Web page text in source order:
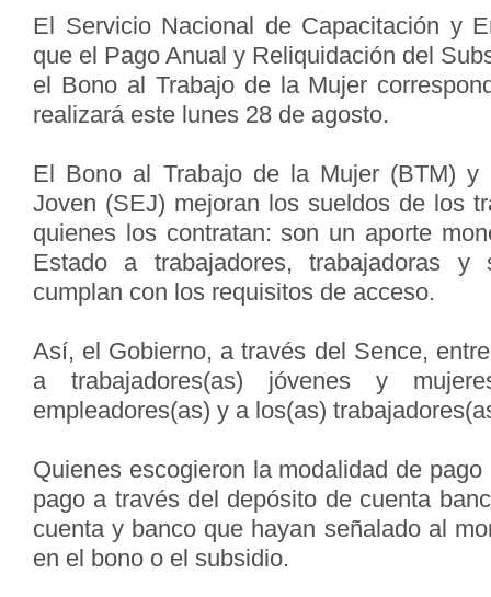
El Servicio Nacional de Capacitación y
que el Pago Anual y Reliquidación del
el Bono al Trabajo de la Mujer
realizará este lunes 28 de agosto.
El Bono al Trabajo de la Mujer (BTM) y
Joven (SEJ) mejoran los sueldos de los
quienes los contratan: son un aporte
Estado a trabajadores, trabajadoras y
cumplan con los requisitos de acceso.
Así, el Gobierno, a través del Sence,
a trabajadores(as) jóvenes y
empleadores(as) y a los(as)
Quienes escogieron la modalidad de
pago a través del depósito de cuenta
cuenta y banco que hayan señalado al
en el bono o el subsidio.